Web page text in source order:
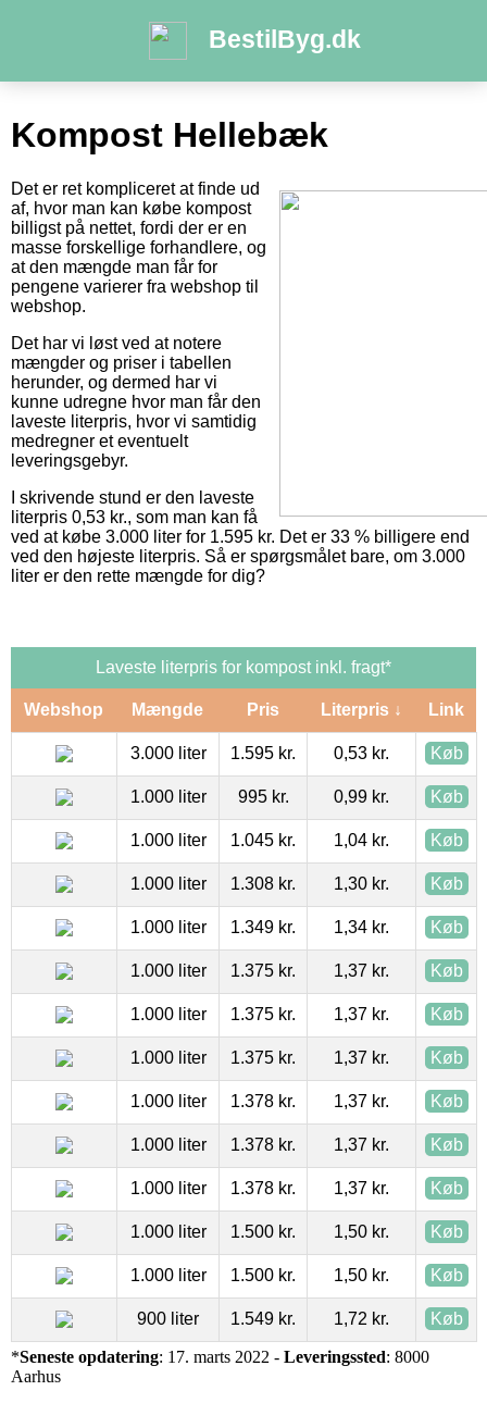
BestilByg.dk
Kompost Hellebæk
Det er ret kompliceret at finde ud
af, hvor man kan købe kompost
billigst på nettet, fordi der er en
masse forskellige forhandlere, og
at den mængde man får for
pengene varierer fra webshop til
webshop.
Det har vi løst ved at notere
mængder og priser i tabellen
herunder, og dermed har vi
kunne udregne hvor man får den
laveste literpris, hvor vi samtidig
medregner et eventuelt
leveringsgebyr.
I skrivende stund er den laveste
literpris 0,53 kr., som man kan få
ved at købe 3.000 liter for 1.595 kr. Det er 33 % billigere end
ved den højeste literpris. Så er spørgsmålet bare, om 3.000
liter er den rette mængde for dig?
Laveste literpris for kompost inkl. fragt*
Webshop Mængde Pris Literpris ↓ Link
3.000 liter 1.595 kr. 0,53 kr. Køb
1.000 liter 995 kr. 0,99 kr. Køb
1.000 liter 1.045 kr. 1,04 kr. Køb
1.000 liter 1.308 kr. 1,30 kr. Køb
1.000 liter 1.349 kr. 1,34 kr. Køb
1.000 liter 1.375 kr. 1,37 kr. Køb
1.000 liter 1.375 kr. 1,37 kr. Køb
1.000 liter 1.375 kr. 1,37 kr. Køb
1.000 liter 1.378 kr. 1,37 kr. Køb
1.000 liter 1.378 kr. 1,37 kr. Køb
1.000 liter 1.378 kr. 1,37 kr. Køb
1.000 liter 1.500 kr. 1,50 kr. Køb
1.000 liter 1.500 kr. 1,50 kr. Køb
900 liter 1.549 kr. 1,72 kr. Køb
*Seneste opdatering: 17. marts 2022 - Leveringssted: 8000
Aarhus